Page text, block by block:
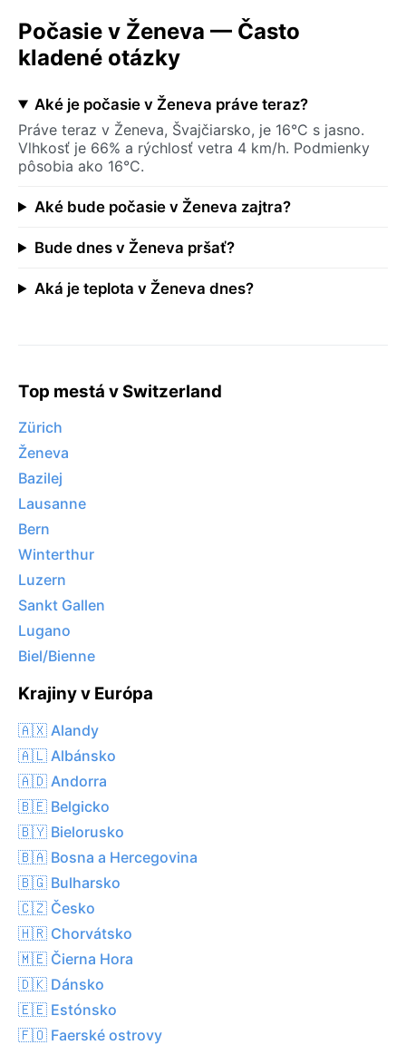
Počasie v Ženeva — Často
kladené otázky
Aké je počasie v Ženeva práve teraz?
Práve teraz v Ženeva, Švajčiarsko, je 16°C s jasno.
Vlhkosť je 66% a rýchlosť vetra 4 km/h. Podmienky
pôsobia ako 16°C.
Aké bude počasie v Ženeva zajtra?
Bude dnes v Ženeva pršať?
Aká je teplota v Ženeva dnes?
Top mestá v Switzerland
Zürich
Ženeva
Bazilej
Lausanne
Bern
Winterthur
Luzern
Sankt Gallen
Lugano
Biel/Bienne
Krajiny v Európa
🇦🇽 Alandy
🇦🇱 Albánsko
🇦🇩 Andorra
🇧🇪 Belgicko
🇧🇾 Bielorusko
🇧🇦 Bosna a Hercegovina
🇧🇬 Bulharsko
🇨🇿 Česko
🇭🇷 Chorvátsko
🇲🇪 Čierna Hora
🇩🇰 Dánsko
🇪🇪 Estónsko
🇫🇴 Faerské ostrovy